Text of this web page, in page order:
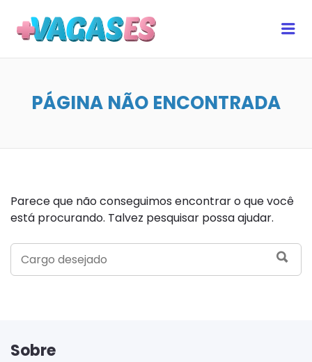
PÁGINA NÃO ENCONTRADA
Parece que não conseguimos encontrar o que você
está procurando. Talvez pesquisar possa ajudar.
SEARCH
FOR:
Sobre